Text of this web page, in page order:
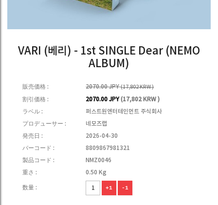
VARI (베리) - 1st SINGLE Dear (NEMO
ALBUM)
販売価格 : 2070.00 JPY(17,802 KRW )
割引価格 : 2070.00 JPY(17,802 KRW )
ラベル :
퍼스트원엔터테인먼트 주식회사
プロデューサー :
네모즈랩
発売日 :
2026-04-30
バーコード :
8809867981321
製品コード :
NMZ0046
重さ :
0.50 Kg
数量 : +1 -1